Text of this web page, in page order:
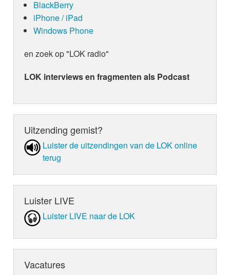
BlackBerry
iPhone / iPad
Windows Phone
en zoek op "LOK radio"
LOK interviews en fragmenten als Podcast
Uitzending gemist?
Luister de uit­zen­din­gen van de LOK online
terug
Luister LIVE
Luister LIVE naar de LOK
Vacatures